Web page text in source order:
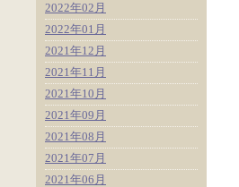
2022年02月
2022年01月
2021年12月
2021年11月
2021年10月
2021年09月
2021年08月
2021年07月
2021年06月